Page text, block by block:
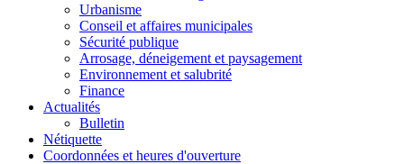
Urbanisme
Conseil et affaires municipales
Sécurité publique
Arrosage, déneigement et paysagement
Environnement et salubrité
Finance
Actualités
Bulletin
Nétiquette
Coordonnées et heures d'ouverture